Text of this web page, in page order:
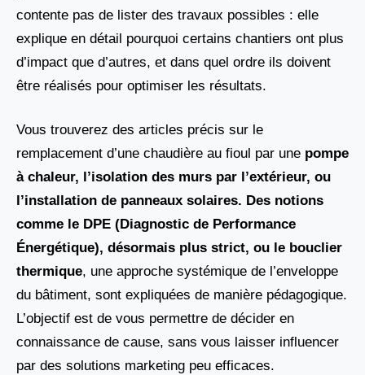
contente pas de lister des travaux possibles : elle
explique en détail pourquoi certains chantiers ont plus
d’impact que d’autres, et dans quel ordre ils doivent
être réalisés pour optimiser les résultats.
Vous trouverez des articles précis sur le
remplacement d’une chaudière au fioul par une pompe
à chaleur, l’isolation des murs par l’extérieur, ou
l’installation de panneaux solaires. Des notions
comme le DPE (Diagnostic de Performance
Énergétique), désormais plus strict, ou le bouclier
thermique, une approche systémique de l’enveloppe
du bâtiment, sont expliquées de manière pédagogique.
L’objectif est de vous permettre de décider en
connaissance de cause, sans vous laisser influencer
par des solutions marketing peu efficaces.